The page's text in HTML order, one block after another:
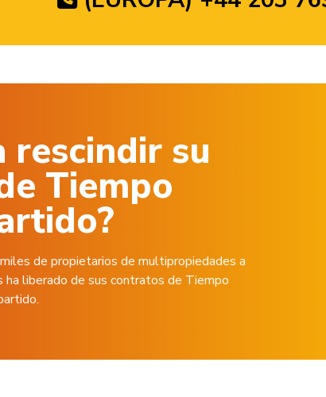
rescindir su
Tiempo
de propietarios de multipropiedades a
ha liberado de sus contratos de Tiempo